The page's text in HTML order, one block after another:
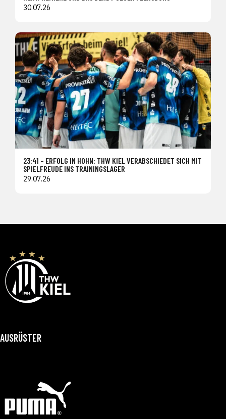
30.07.26
23:41 – ERFOLG IN HOHN: THW KIEL VERABSCHIEDET SICH MIT
SPIELFREUDE INS TRAININGSLAGER
29.07.26
AUSRÜSTER